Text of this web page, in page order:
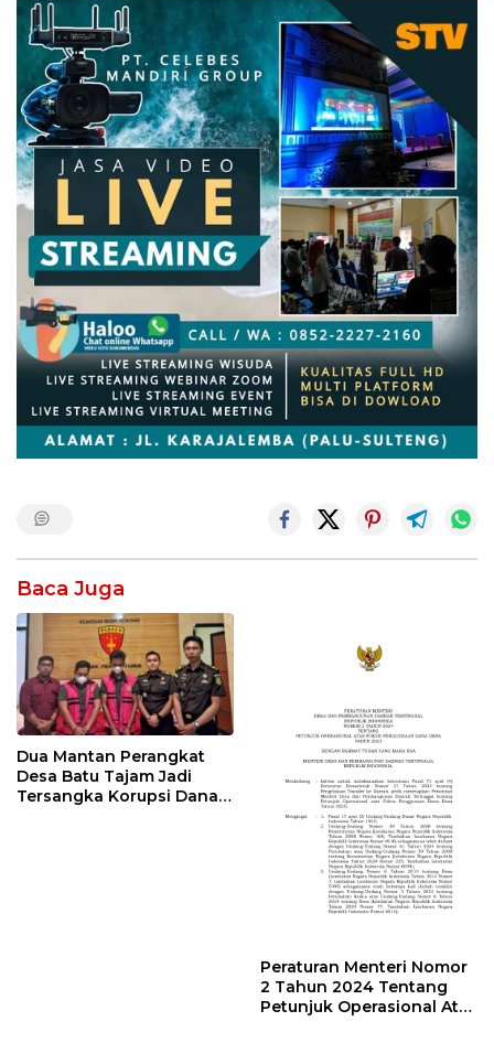
Baca Juga
Dua Mantan Perangkat
Desa Batu Tajam Jadi
Tersangka Korupsi Dana
Peraturan Menteri Nomor
2 Tahun 2024 Tentang
Petunjuk Operasional Atas